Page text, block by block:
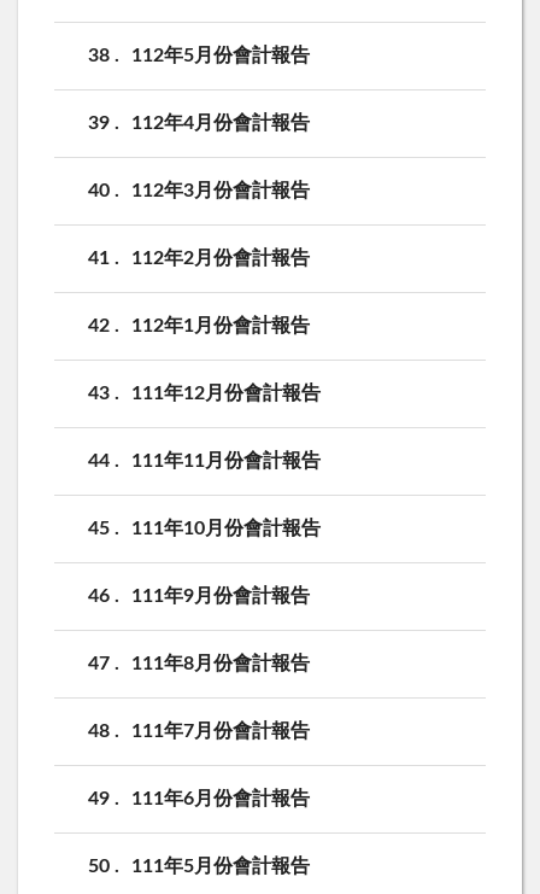
38 112年5月份會計報告
39 112年4月份會計報告
40 112年3月份會計報告
41 112年2月份會計報告
42 112年1月份會計報告
43 111年12月份會計報告
44 111年11月份會計報告
45 111年10月份會計報告
46 111年9月份會計報告
47 111年8月份會計報告
48 111年7月份會計報告
49 111年6月份會計報告
50 111年5月份會計報告